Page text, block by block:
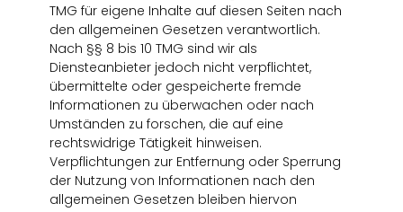
TMG für eigene Inhalte auf diesen Seiten nach
den allgemeinen Gesetzen verantwortlich.
Nach §§ 8 bis 10 TMG sind wir als
Diensteanbieter jedoch nicht verpflichtet,
übermittelte oder gespeicherte fremde
Informationen zu überwachen oder nach
Umständen zu forschen, die auf eine
rechtswidrige Tätigkeit hinweisen.
Verpflichtungen zur Entfernung oder Sperrung
der Nutzung von Informationen nach den
allgemeinen Gesetzen bleiben hiervon